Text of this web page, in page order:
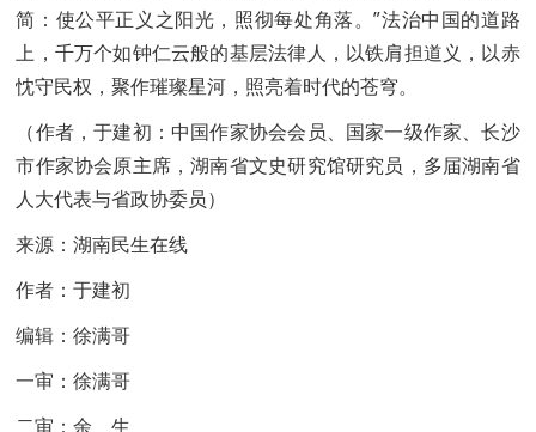
简：使公平正义之阳光，照彻每处角落。”法治中国的道路
上，千万个如钟仁云般的基层法律人，以铁肩担道义，以赤
忱守民权，聚作璀璨星河，照亮着时代的苍穹。
（作者，于建初：中国作家协会会员、国家一级作家、长沙
市作家协会原主席，湖南省文史研究馆研究员，多届湖南省
人大代表与省政协委员）
来源：湖南民生在线
作者：于建初
编辑：徐满哥
一审：徐满哥
二审：余 生